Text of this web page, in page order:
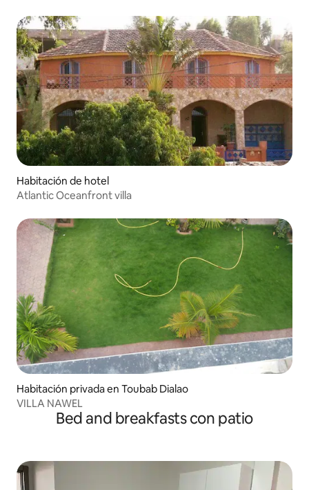
Habitación de hotel
Atlantic Oceanfront villa
Habitación privada en Toubab Dialao
VILLA NAWEL
Bed and breakfasts con patio